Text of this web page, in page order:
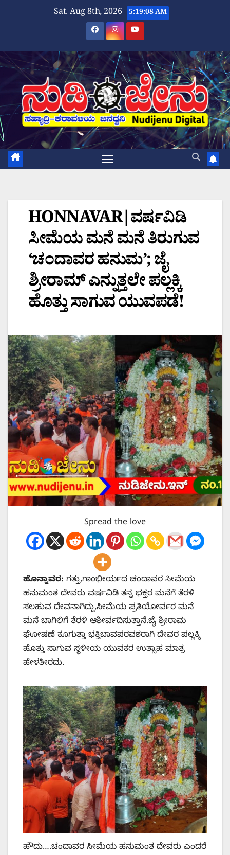
Sat. Aug 8th, 2026 5:19:10 AM
HONNAVAR|ವರ್ಷವಿಡಿ
ಸೀಮೆಯ ಮನೆ ಮನೆ ತಿರುಗುವ
‘ಚಂದಾವರ ಹನುಮ’; ಜೈ
ಶ್ರೀರಾಮ್ ಎನ್ನುತ್ತಲೇ ಪಲ್ಲಕ್ಕಿ
ಹೊತ್ತು ಸಾಗುವ ಯುವಪಡೆ!
Spread the love
ಹೊನ್ನಾವರ: ಗತ್ತು,ಗಾಂಭೀರ್ಯದ ಚಂದಾವರ ಸೀಮೆಯ
ಹನುಮಂತ ದೇವರು ವರ್ಷವಿಡಿ ತನ್ನ ಭಕ್ತರ ಮನೆಗೆ ತೆರಳಿ
ಸಲಹುವ ದೇವನಾಗಿದ್ದು,ಸೀಮೆಯ ಪ್ರತಿಯೋರ್ವರ ಮನೆ
ಮನೆ ಬಾಗಿಲಿಗೆ ತೆರಳಿ ಆಶೀರ್ವದಿಸುತ್ತಾನೆ.ಜೈ ಶ್ರೀರಾಮ
ಘೋಷಣೆ ಕೂಗುತ್ತಾ ಭಕ್ತಿಬಾವಪರವಶರಾಗಿ ದೇವರ ಪಲ್ಲಕ್ಕಿ
ಹೊತ್ತು ಸಾಗುವ ಸ್ಥಳೀಯ ಯುವಕರ ಉತ್ಸಾಹ ಮಾತ್ರ
ಹೇಳತೀರದು.
ಹೌದು….ಚಂದಾವರ ಸೀಮೆಯ ಹನುಮಂತ ದೇವರು ಎಂದರೆ